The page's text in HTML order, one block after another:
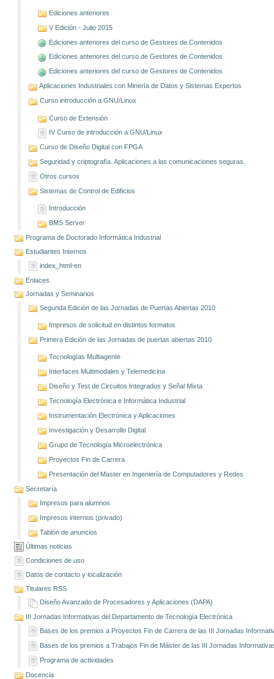
Ediciones anteriores
V Edición - Julio 2015
Ediciones anteriores del curso de Gestores de Contenidos
Ediciones anteriores del curso de Gestores de Contenidos
Ediciones anteriores del curso de Gestores de Contenidos
Aplicaciones Industriales con Minería de Datos y Sistemas Expertos
Curso introducción a GNU/Linux
Curso de Extensión
IV Curso de introducción a GNU/Linux
Curso de Diseño Digital con FPGA
Seguridad y criptografía. Aplicaciones a las comunicaciones seguras.
Otros cursos
Sistemas de Control de Edificios
Introducción
BMS Server
Programa de Doctorado Informática Industrial
Estudiantes Internos
index_html-en
Enlaces
Jornadas y Seminarios
Segunda Edición de las Jornadas de Puertas Abiertas 2010
Impresos de solicitud en distintos formatos
Primera Edición de las Jornadas de puertas abiertas 2010
Tecnologías Multiagente
Interfaces Multimodales y Telemedicina
Diseño y Test de Circuitos Integrados y Señal Mixta
Tecnología Electrónica e Informática Industrial
Instrumentación Electrónica y Aplicaciones
Investigación y Desarrollo Digital
Grupo de Tecnología Microelectrónica
Proyectos Fin de Carrera
Presentación del Master en Ingeniería de Computadores y Redes
Secretaría
Impresos para alumnos
Impresos internos (privado)
Tablón de anuncios
Últimas noticias
Condiciones de uso
Datos de contacto y localización
Titulares RSS
Diseño Avanzado de Procesadores y Aplicaciones (DAPA)
III Jornadas Informativas del Departamento de Tecnología Electrónica
Bases de los premios a Proyectos Fin de Carrera de las III Jornadas
Bases de los premios a Trabajos Fin de Máster de las III Jornadas
Programa de actividades
Docencia